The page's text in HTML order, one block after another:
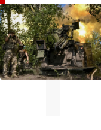
País
Mundo
Negocios
Deportes
Programas
Cultura
LO
MÁS
LEÍDO